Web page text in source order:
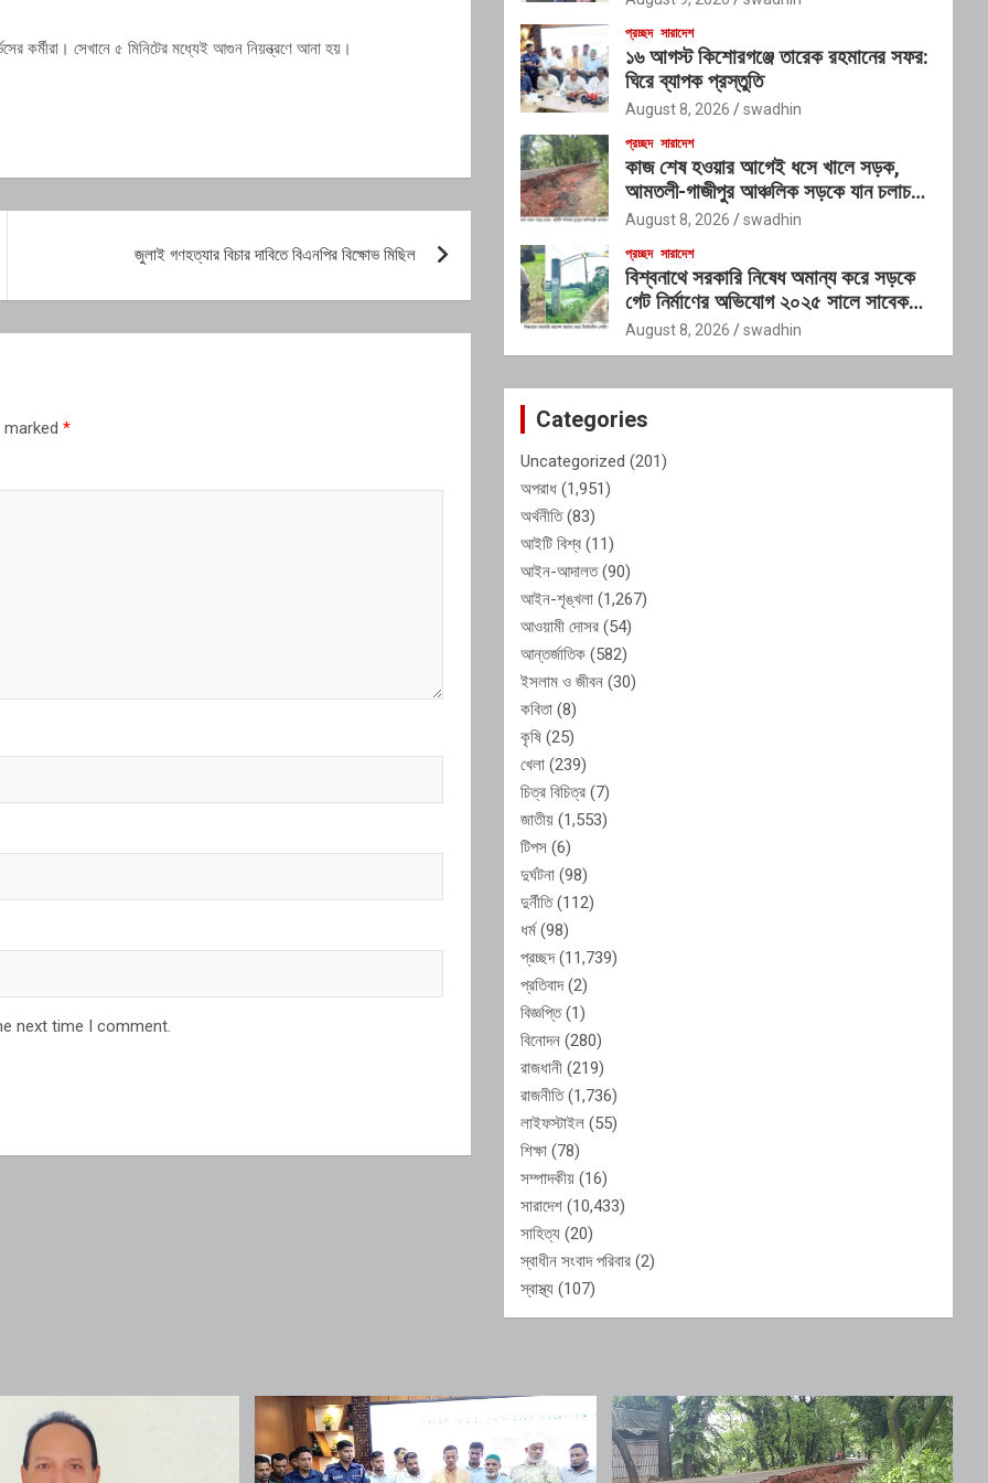
কর্মীরা। সেখানে ৫ মিনিটের মধ্যেই আগুন নিয়ন্ত্রণে আনা হয়।
জুলাই গণহত্যার বিচার দাবিতে বিএনপির বিক্ষোভ মিছিল
marked *
next time I comment.
প্রচ্ছদ সারাদেশ
১৬ আগস্ট কিশোরগঞ্জে তারেক রহমানের সফর:
ঘিরে ব্যাপক প্রস্তুতি
August 8, 2026 swadhin
প্রচ্ছদ সারাদেশ
কাজ শেষ হওয়ার আগেই ধসে খালে সড়ক,
আমতলী-গাজীপুর আঞ্চলিক সড়কে যান চলাচল
বন্ধ
August 8, 2026 swadhin
প্রচ্ছদ সারাদেশ
বিশ্বনাথে সরকারি নিষেধ অমান্য করে সড়কে
গেট নির্মাণের অভিযোগ ২০২৫ সালে সাবেক
এমপি ইলিয়াস আলীর নামে নামফলক স্থাপনের
অভিযোগ
August 8, 2026 swadhin
Categories
Uncategorized (201)
অপরাধ (1,951)
অর্থনীতি(83)
আইটি বিশ্ব (11)
আইন-আদালত(90)
আইন-শৃঙ্খলা (1,267)
আওয়ামী দোসর (54)
আন্তর্জাতিক (582)
ইসলাম ও জীবন (30)
কবিতা (8)
কৃষি (25)
খেলা (239)
চিত্র বিচিত্র (7)
জাতীয় (1,553)
টিপস (6)
দুর্ঘটনা (98)
দুর্নীতি(112)
ধর্ম(98)
প্রচ্ছদ(11,739)
প্রতিবাদ(2)
বিজ্ঞপ্তি(1)
বিনোদন (280)
রাজধানী (219)
রাজনীতি(1,736)
লাইফস্টাইল (55)
শিক্ষা (78)
সম্পাদকীয় (16)
সারাদেশ (10,433)
সাহিত্য (20)
স্বাধীন সংবাদ পরিবার (2)
স্বাস্থ্য (107)